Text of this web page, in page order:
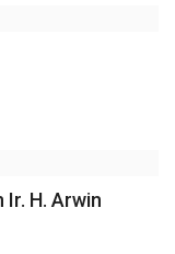
Ir. H. Arwin